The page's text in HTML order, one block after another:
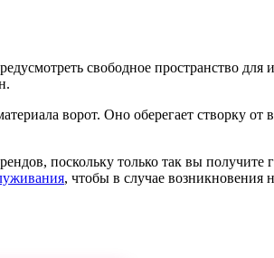
свободное пространство
ворот. Оно оберегает створку от
поскольку только так вы получите
, чтобы в случае возникновения